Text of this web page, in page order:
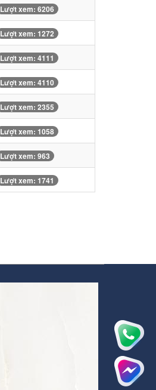
Lượt xem: 6206
Lượt xem: 1272
Lượt xem: 4111
Lượt xem: 4110
Lượt xem: 2355
Lượt xem: 1058
Lượt xem: 963
Lượt xem: 1741